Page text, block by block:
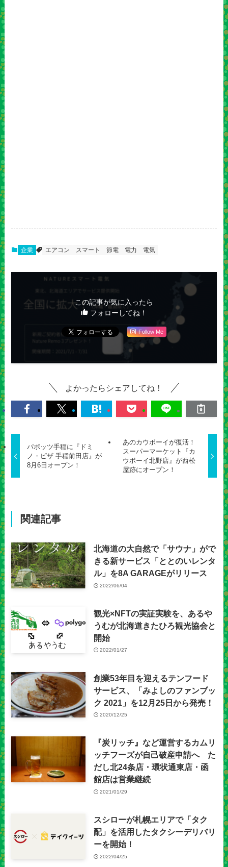
企業 エアコン スマート 節電 電力 電気
この記事が気に入ったら
フォローしてね！
Follow Me
よかったらシェアしてね！
パボッツ手稲に『ドミ
ノ・ピザ 手稲前田店』が
8月6日オープン！
あのカウボーイが復活！
スーパーマーケット『カ
ウボーイ北野店』が西松
屋跡にオープン！
関連記事
北海道の大自然で「サウナ」がで
きる新サービス「ととのいレンタ
ル」を8A GARAGEがリリース
2022/06/04
観光×NFTの実証実験を、あるや
うむが北海道きたひろ観光協会と
開始
2022/01/27
創業53年目を迎えるテンフード
サービス、「みよしのファンブッ
ク 2021」を12月25日から発売！
2020/12/25
『炭リッチ』など運営するカムリ
ッチフーズが自己破産申請へ た
だし北24条店・環状通東店・函
館店は営業継続
2021/01/29
スシローが札幌エリアで「タク
配」を活用したタクシーデリバリ
ーを開始！
2022/04/25